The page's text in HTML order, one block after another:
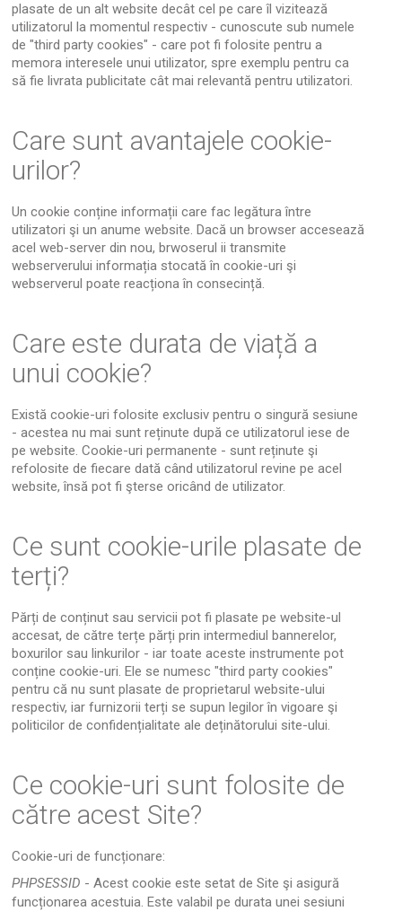
plasate de un alt website decât cel pe care îl vizitează
utilizatorul la momentul respectiv - cunoscute sub numele
de "third party cookies" - care pot fi folosite pentru a
memora interesele unui utilizator, spre exemplu pentru ca
să fie livrata publicitate cât mai relevantă pentru utilizatori.
Care sunt avantajele cookie-
urilor?
Un cookie conține informații care fac legătura între
utilizatori şi un anume website. Dacă un browser accesează
acel web-server din nou, brwoserul ii transmite
webserverului informația stocată în cookie-uri şi
webserverul poate reacționa în consecință.
Care este durata de viață a
unui cookie?
Există cookie-uri folosite exclusiv pentru o singură sesiune
- acestea nu mai sunt reținute după ce utilizatorul iese de
pe website. Cookie-uri permanente - sunt reținute şi
refolosite de fiecare dată când utilizatorul revine pe acel
website, însă pot fi şterse oricând de utilizator.
Ce sunt cookie-urile plasate de
terți?
Părți de conținut sau servicii pot fi plasate pe website-ul
accesat, de către terțe părți prin intermediul bannerelor,
boxurilor sau linkurilor - iar toate aceste instrumente pot
conține cookie-uri. Ele se numesc "third party cookies"
pentru că nu sunt plasate de proprietarul website-ului
respectiv, iar furnizorii terți se supun legilor în vigoare şi
politicilor de confidențialitate ale deținătorului site-ului.
Ce cookie-uri sunt folosite de
către acest Site?
Cookie-uri de funcționare:
PHPSESSID - Acest cookie este setat de Site şi asigură
funcționarea acestuia. Este valabil pe durata unei sesiuni